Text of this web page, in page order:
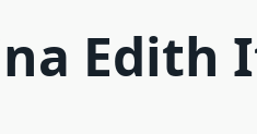
Edith